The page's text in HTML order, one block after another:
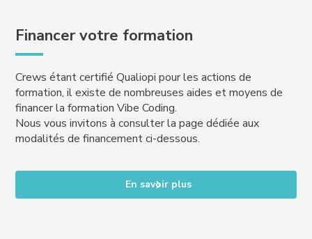
Financer votre formation
Crews étant certifié Qualiopi pour les actions de
formation, il existe de nombreuses aides et moyens de
financer la formation Vibe Coding.
Nous vous invitons à consulter la page dédiée aux
modalités de financement ci-dessous.
En savoir plus